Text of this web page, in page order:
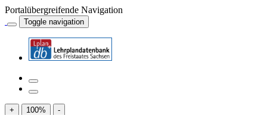
Portalübergreifende Navigation
Toggle navigation
+ 100% -